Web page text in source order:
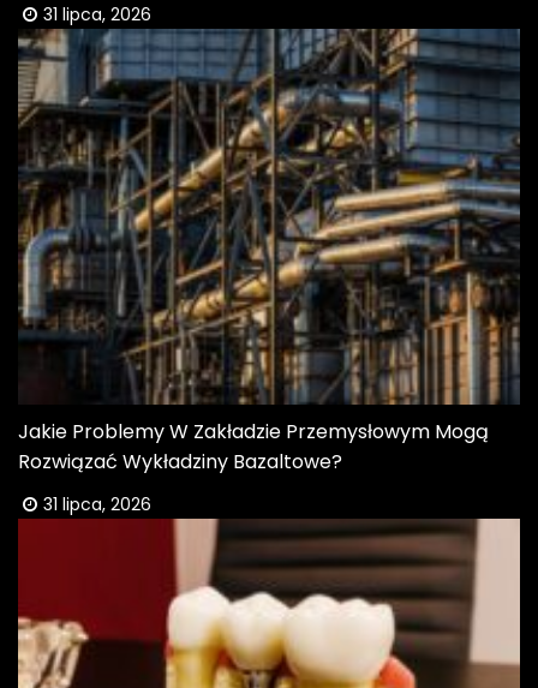
31 lipca, 2026
Jakie Problemy W Zakładzie Przemysłowym Mogą
Rozwiązać Wykładziny Bazaltowe?
31 lipca, 2026